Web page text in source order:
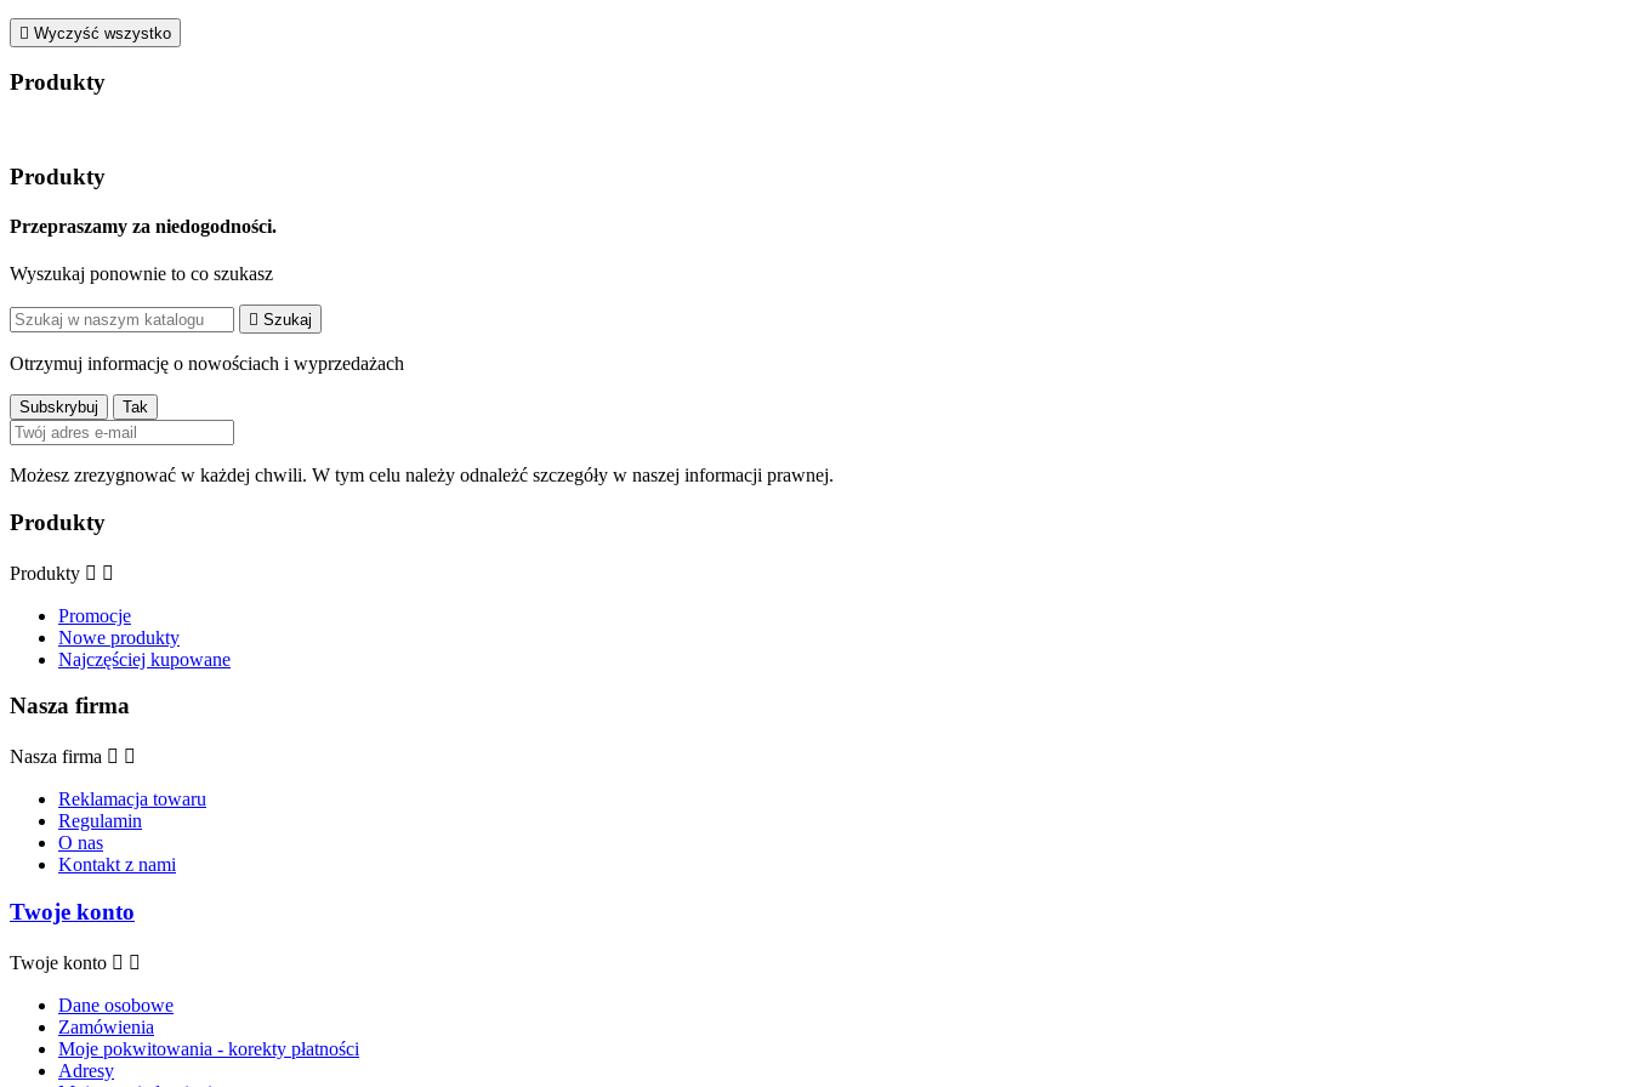
 Wyczyść wszystko
Produkty
Produkty
Przepraszamy za niedogodności.
Wyszukaj ponownie to co szukasz
 Szukaj
Otrzymuj informację o nowościach i wyprzedażach
Możesz zrezygnować w każdej chwili. W tym celu należy odnależć szczegóły w naszej informacji prawnej.
Produkty
Produkty  
Promocje
Nowe produkty
Najczęściej kupowane
Nasza firma
Nasza firma  
Reklamacja towaru
Regulamin
O nas
Kontakt z nami
Twoje konto
Twoje konto  
Dane osobowe
Zamówienia
Moje pokwitowania - korekty płatności
Adresy